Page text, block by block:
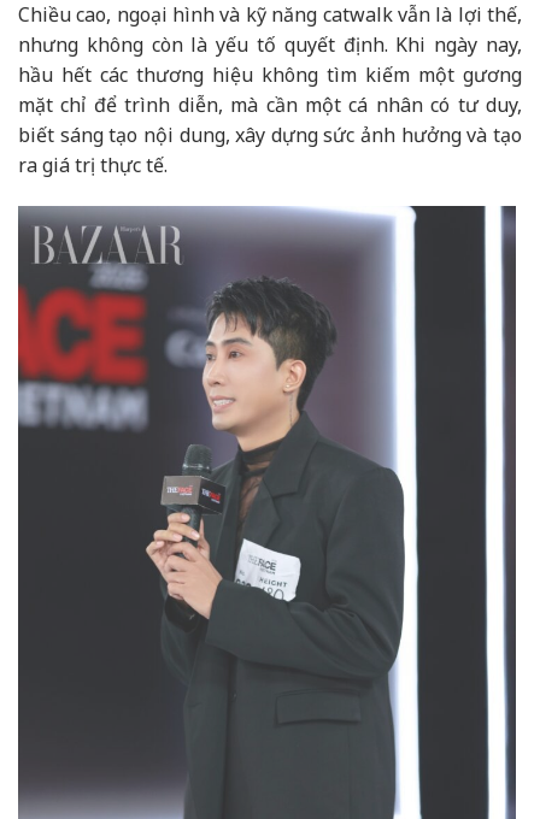
Chiều cao, ngoại hình và kỹ năng catwalk vẫn là lợi thế,
nhưng không còn là yếu tố quyết định. Khi ngày nay,
hầu hết các thương hiệu không tìm kiếm một gương
mặt chỉ để trình diễn, mà cần một cá nhân có tư duy,
biết sáng tạo nội dung, xây dựng sức ảnh hưởng và tạo
ra giá trị thực tế.